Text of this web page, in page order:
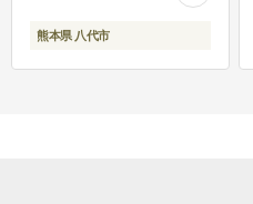
熊本県 八代市